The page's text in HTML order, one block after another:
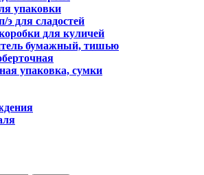
упаковки
э для сладостей
для куличей
бумажный, тишью
упаковка, сумки